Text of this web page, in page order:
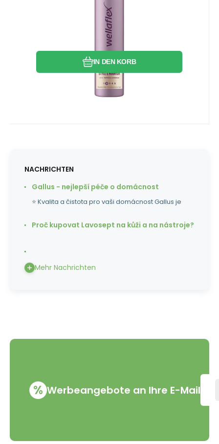
IN DEN KORB
Favorit
Vergleichen Sie
Vorteile in einem Produkt bietet –
Fixierung, Volumen, Definition, Flexibilität,
Hydratation, Glanz und Hitzeschutz.
NACHRICHTEN
Gallus - nejlepší péče o domácnost
⭐ Kvalita a čistota pro vaši domácnost Gallus je
Proč kupovat Lavosept na kůži a na nástroje?
Mehr Nachrichten
% Werbeangebote an Ihre E-Mail